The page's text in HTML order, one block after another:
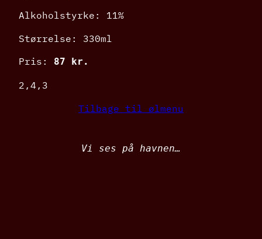
Alkoholstyrke: 11%
Størrelse: 330ml
Pris:
87 kr.
2,4,3
Tilbage til ølmenu
Vi ses på havnen…